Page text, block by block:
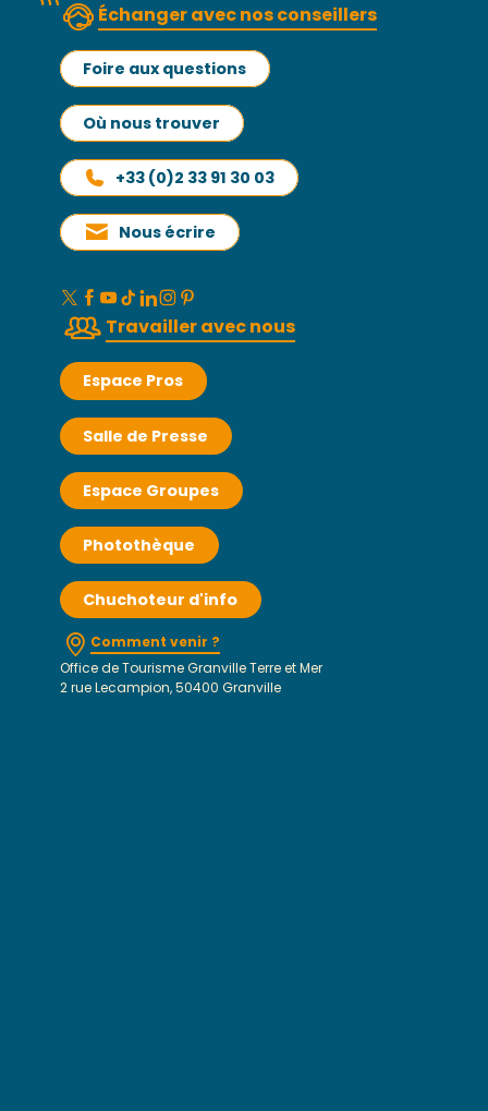
Échanger avec nos conseillers
Foire aux questions
Où nous trouver
+33 (0)2 33 91 30 03
Nous écrire
Travailler avec nous
Espace Pros
Salle de Presse
Espace Groupes
Photothèque
Chuchoteur d'info
Comment venir ?
Office de Tourisme Granville Terre et Mer
2 rue Lecampion, 50400 Granville